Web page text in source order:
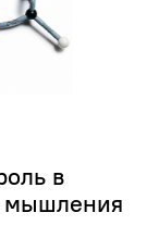
в
мышления